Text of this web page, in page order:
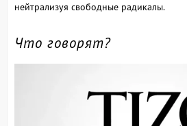
нейтрализуя свободные радикалы.
Что говорят?